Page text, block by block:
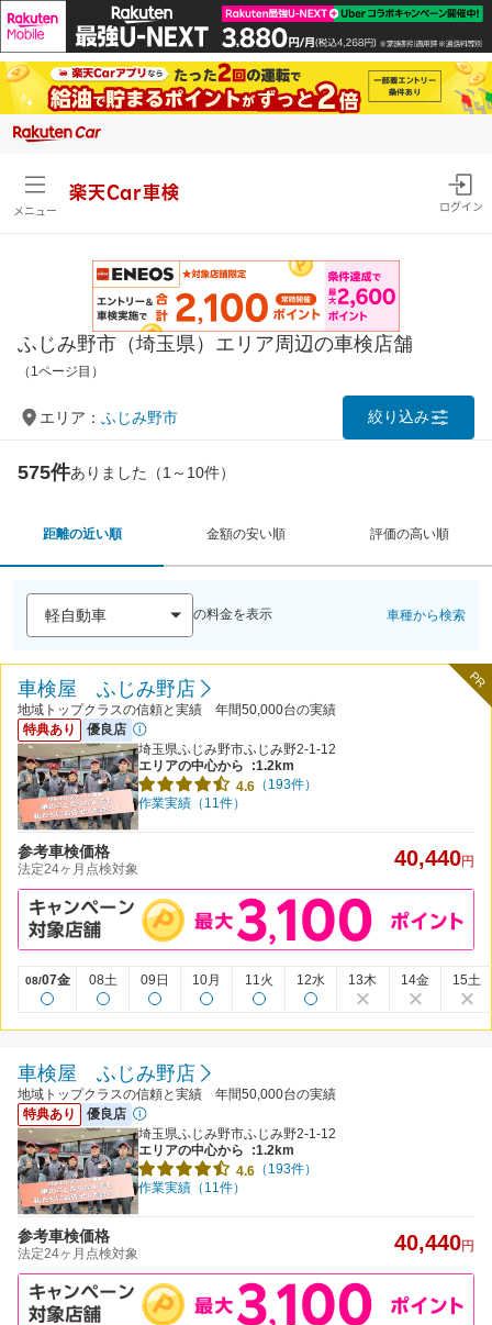
メニュー
楽天Car車検
ログイン
ふじみ野市（埼玉県）エリア周辺の車検店舗
（1ページ目）
エリア： ふじみ野市 絞り込み
575件ありました（1～10件）
距離の近い順 金額の安い順 評価の高い順
の料金を表示 車種から検索
PR
車検屋 ふじみ野店
地域トップクラスの信頼と実績 年間50,000台の実績
特典あり
優良店
埼玉県ふじみ野市ふじみ野2-1-12
エリアの中心から
:1.2km
4.6 （193件）
作業実績（11件）
参考車検価格
法定24ヶ月点検対象 40,440円
08/07金 08土 09日 10月 11火 12水 13木 14金 15土
車検屋 ふじみ野店
地域トップクラスの信頼と実績 年間50,000台の実績
特典あり
優良店
埼玉県ふじみ野市ふじみ野2-1-12
エリアの中心から
:1.2km
4.6 （193件）
作業実績（11件）
参考車検価格
法定24ヶ月点検対象 40,440円